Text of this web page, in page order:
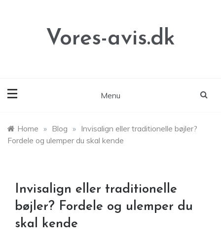
Vores-avis.dk
Menu
Home » Blog » Invisalign eller traditionelle bøjler?
Fordele og ulemper du skal kende
Invisalign eller traditionelle
bøjler? Fordele og ulemper du
skal kende